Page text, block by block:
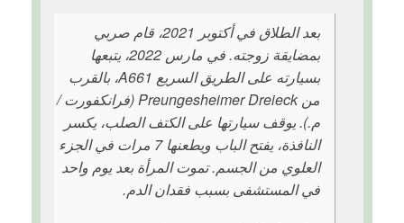
بعد الطلاق في أكتوبر 2021، قام صربي
بمضايقة زوجته. في مارس 2022، يتبعها
بسيارته على الطريق السريع A661، بالقرب
من Preungesheimer Dreieck (فرانكفورت /
م.). يوقف سيارتها على الكتف الصلب، يكسر
النافذة، يفتح الباب ويطعنها 7 مرات في الجزء
العلوي من الجسم. تموت المرأة بعد يوم واحد
في المستشفى بسبب فقدان الدم.